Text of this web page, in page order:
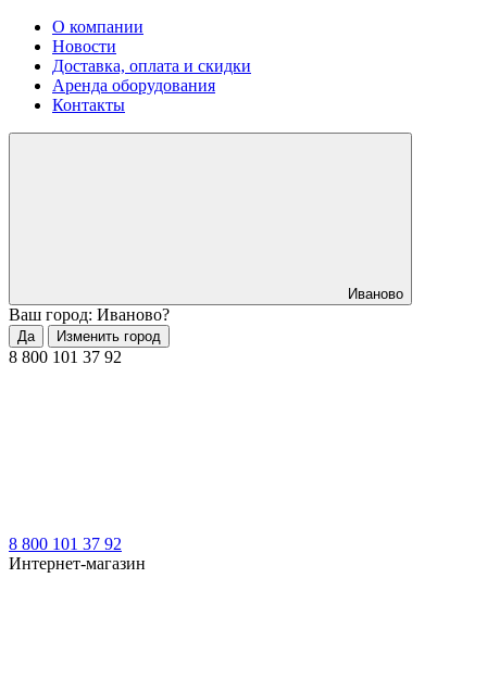
О компании
Новости
Доставка, оплата и скидки
Аренда оборудования
Контакты
Иваново
Ваш город: Иваново?
Да Изменить город
8 800 101 37 92
8 800 101 37 92
Интернет-магазин